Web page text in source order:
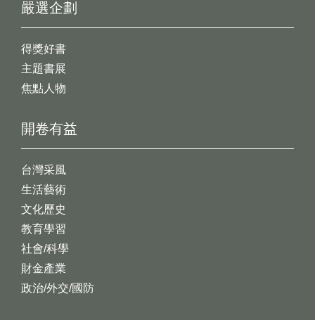
開卷有益
台灣采風
生活藝術
文化歷史
教育學習
社會/科學
財金產業
政治/外交/國防
嚴選企劃
得獎好書
主題書展
焦點人物